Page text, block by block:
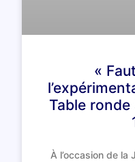
«
Table ronde
À l’occasion de la